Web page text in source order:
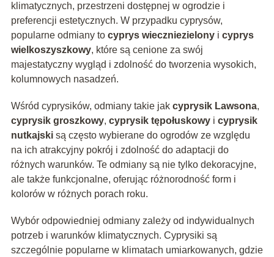
klimatycznych, przestrzeni dostępnej w ogrodzie i
preferencji estetycznych. W przypadku cyprysów,
popularne odmiany to cyprys wieczniezielonyi cyprys
wielkoszyszkowy, które są cenione za swój
majestatyczny wygląd i zdolność do tworzenia wysokich,
kolumnowych nasadzeń.
Wśród cyprysików, odmiany takie jak cyprysik Lawsona,
cyprysik groszkowy, cyprysik tępołuskowyi cyprysik
nutkajskisą często wybierane do ogrodów ze względu
na ich atrakcyjny pokrój i zdolność do adaptacji do
różnych warunków. Te odmiany są nie tylko dekoracyjne,
ale także funkcjonalne, oferując różnorodność form i
kolorów w różnych porach roku.
Wybór odpowiedniej odmiany zależy od indywidualnych
potrzeb i warunków klimatycznych. Cyprysiki są
szczególnie popularne w klimatach umiarkowanych, gdzie